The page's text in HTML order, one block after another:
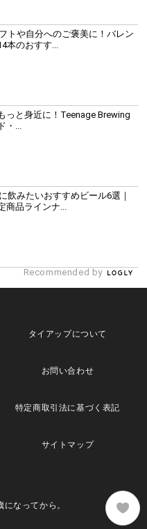
トや自分へのご褒美に！バレン
本のおすす...
っと身近に！Teenage Brewing
・...
飲みたいおすすめビール6選｜
商品ラインナ...
Recommended by
タイアップについて
お問い合わせ
特定商取引法に基づく表記
サイトマップ
になってから。